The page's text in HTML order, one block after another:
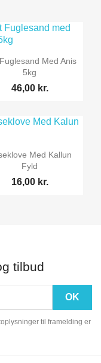
 Vis herMed Anis
5kg
46,00 kr.
 Vis her
Med Kallun
Fyld
16,00 kr.
tilbud
til framelding er